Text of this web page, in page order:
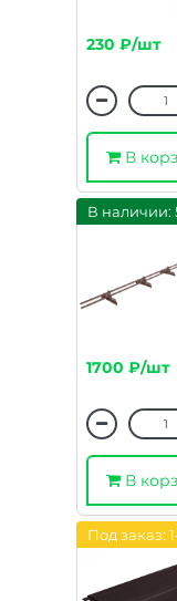
230 ₽/шт
В
В наличии:
1700 ₽/шт
В
Под заказ: